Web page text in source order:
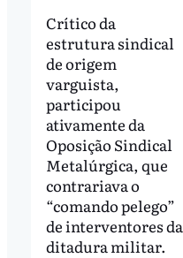
Crítico da
estrutura sindical
de origem
varguista,
participou
ativamente da
Oposição Sindical
Metalúrgica, que
contrariava o
“comando pelego”
de interventores da
ditadura militar.